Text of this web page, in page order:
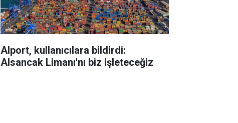
Alport, kullanıcılara bildirdi:
Alsancak Limanı'nı biz işleteceğiz